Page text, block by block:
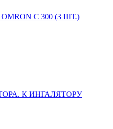
С 300 (3 ШТ.)
К ИНГАЛЯТОРУ